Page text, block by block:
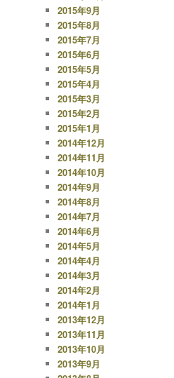
2015年9月
2015年8月
2015年7月
2015年6月
2015年5月
2015年4月
2015年3月
2015年2月
2015年1月
2014年12月
2014年11月
2014年10月
2014年9月
2014年8月
2014年7月
2014年6月
2014年5月
2014年4月
2014年3月
2014年2月
2014年1月
2013年12月
2013年11月
2013年10月
2013年9月